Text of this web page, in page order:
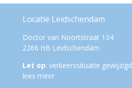
Locatie Leidschendam
Doctor van Noortstraat 134
2266 HB Leidschendam
Let op: verkeerssituatie gewijzigd
lees meer